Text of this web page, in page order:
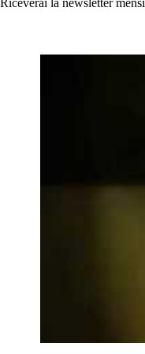
Riceverai la newsletter